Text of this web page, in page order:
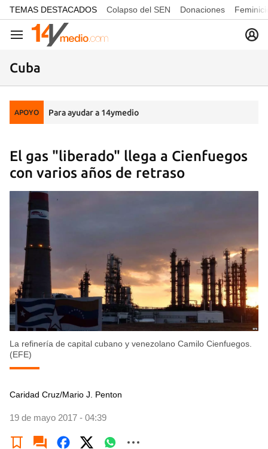
common.go-to-content
TEMAS DESTACADOS Colapso del SEN Donaciones
Navegación
Cuba
APOYO Para ayudar a 14ymedio
El gas "liberado" llega a Cienfuegos
con varios años de retraso
La refinería de capital cubano y venezolano Camilo Cienfuegos.
(EFE)
Caridad Cruz/Mario J. Penton
19 de mayo 2017 - 04:39